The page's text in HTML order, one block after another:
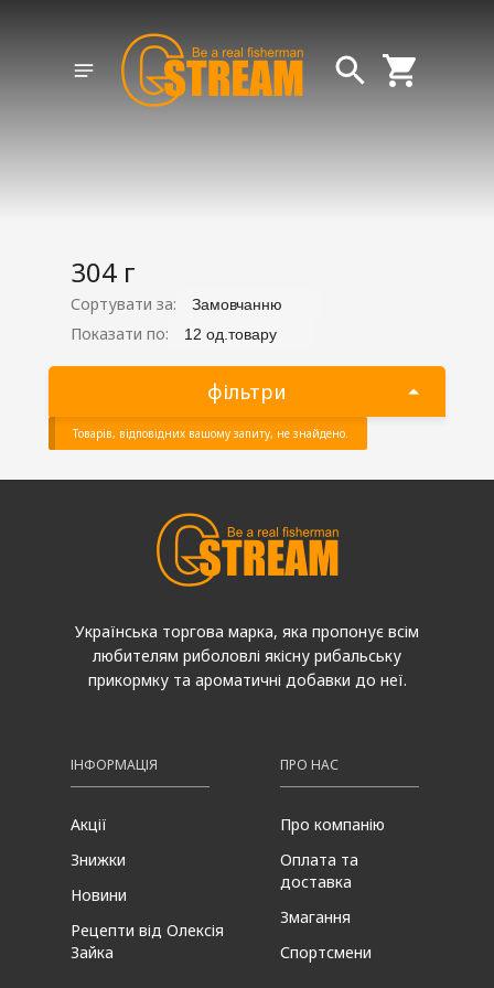
304 г
Сортувати за: Замовчанню
Показати по: 12 од.товару
фільтри
Товарів, відповідних вашому запиту, не знайдено.
Українська торгова марка, яка пропонує всім
любителям риболовлі якісну рибальську
прикормку та ароматичні добавки до неї.
ІНФОРМАЦІЯ
Акції
Знижки
Новини
Рецепти від Олексія
Зайка
ПРО НАС
Про компанію
Оплата та
доставка
Змагання
Спортсмени